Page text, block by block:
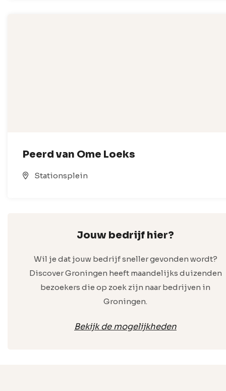
Peerd van Ome Loeks
Stationsplein
Jouw bedrijf hier?
Wil je dat jouw bedrijf sneller gevonden wordt?
Discover Groningen heeft maandelijks duizenden
bezoekers die op zoek zijn naar bedrijven in
Groningen.
Bekijk de mogelijkheden